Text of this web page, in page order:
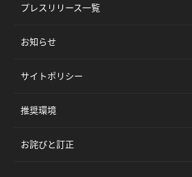
プレスリリース一覧
お知らせ
サイトポリシー
推奨環境
お詫びと訂正